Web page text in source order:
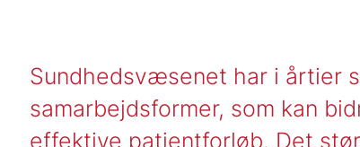
Sundhedsvæsenet har i årtier
samarbejdsformer, som kan
effektive patientforløb. Det